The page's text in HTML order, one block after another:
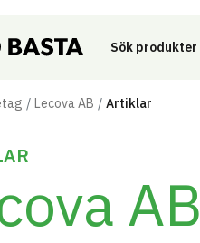
Sök produkter
Lecova AB Artiklar
AB